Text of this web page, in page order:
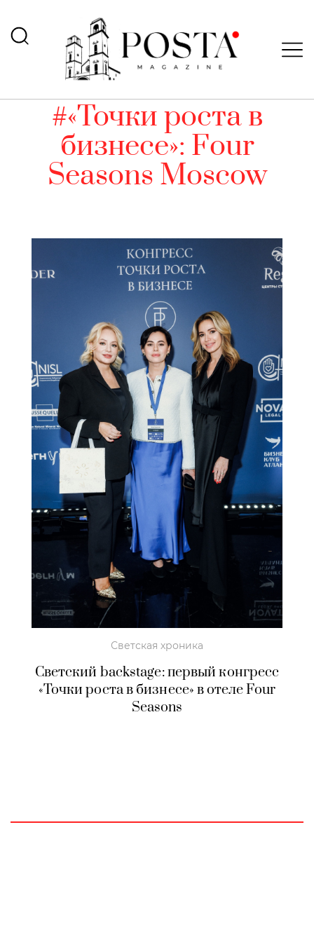
#«Точки роста в
бизнесе»: Four
Seasons Moscow
Светская хроника
Светский backstage: первый конгресс
«Точки роста в бизнесе» в отеле Four
Seasons